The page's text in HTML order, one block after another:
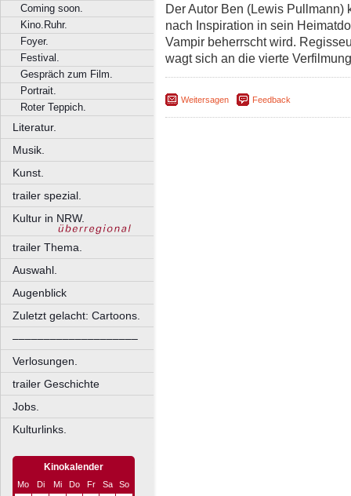
Coming soon.
Kino.Ruhr.
Foyer.
Festival.
Gespräch zum Film.
Portrait.
Roter Teppich.
Literatur.
Musik.
Kunst.
trailer spezial.
Kultur in NRW.
trailer Thema.
Auswahl.
Augenblick
Zuletzt gelacht: Cartoons.
––––––––––––––––––––
Verlosungen.
trailer Geschichte
Jobs.
Kulturlinks.
Kinokalender
Mo Di Mi Do Fr Sa
So
Der Autor Ben (Lewis Pullmann)
nach Inspiration in sein
Vampir beherrscht wird.
wagt sich an die vierte
Weitersagen Feedback